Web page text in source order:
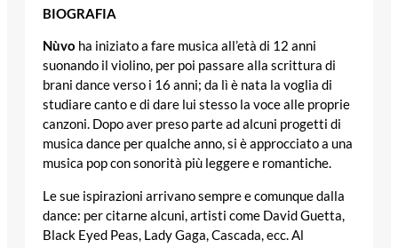
BIOGRAFIA
Nùvo ha iniziato a fare musica all’età di 12 anni
suonando il violino, per poi passare alla scrittura di
brani dance verso i 16 anni; da lì è nata la voglia di
studiare canto e di dare lui stesso la voce alle proprie
canzoni. Dopo aver preso parte ad alcuni progetti di
musica dance per qualche anno, si è approcciato a una
musica pop con sonorità più leggere e romantiche.
Le sue ispirazioni arrivano sempre e comunque dalla
dance: per citarne alcuni, artisti come David Guetta,
Black Eyed Peas, Lady Gaga, Cascada, ecc. Al